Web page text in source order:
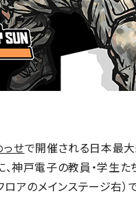
せで開催される日本最
神戸電子の教員・学生た
アのメインステージ右）で